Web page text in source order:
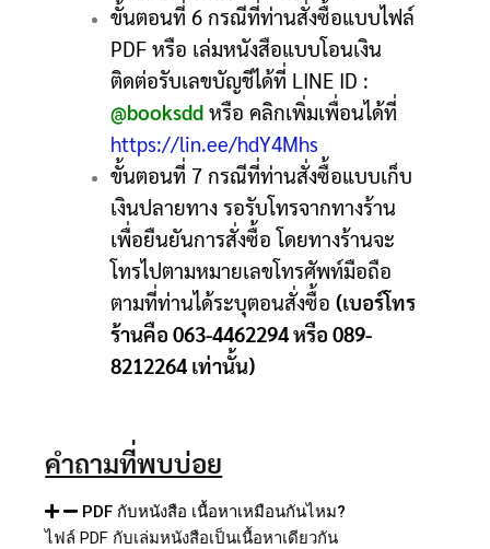
ขั้นตอนที่ 6 กรณีที่ท่านสั่งซื้อแบบไฟล์
PDF หรือ เล่มหนังสือแบบโอนเงิน
ติดต่อรับเลขบัญชีได้ที่ LINE ID :
@booksdd หรือ คลิกเพิ่มเพื่อนได้ที่
https://lin.ee/hdY4Mhs
ขั้นตอนที่ 7 กรณีที่ท่านสั่งซื้อแบบเก็บ
เงินปลายทาง รอรับโทรจากทางร้าน
เพื่อยืนยันการสั่งซื้อ โดยทางร้านจะ
โทรไปตามหมายเลขโทรศัพท์มือถือ
ตามที่ท่านได้ระบุตอนสั่งซื้อ(เบอร์โทร
ร้านคือ 063-4462294 หรือ 089-
8212264 เท่านั้น)
คำถามที่พบบ่อย
PDF กับหนังสือ เนื้อหาเหมือนกันไหม?
ไฟล์ PDF กับเล่มหนังสือเป็นเนื้อหาเดียวกัน